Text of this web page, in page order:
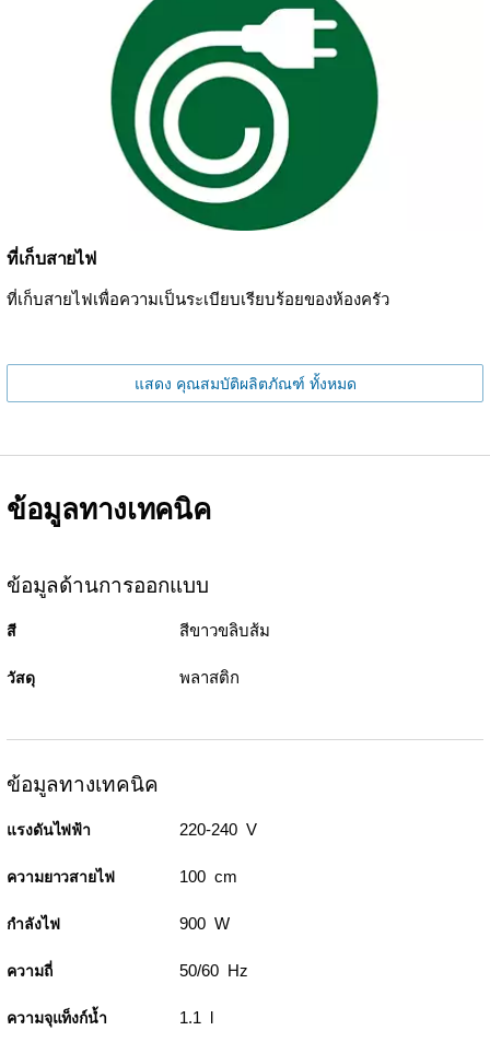
ที่เก็บสายไฟ
ที่เก็บสายไฟเพื่อความเป็นระเบียบเรียบร้อยของห้องครัว
แสดง คุณสมบัติผลิตภัณฑ์ ทั้งหมด
ข้อมูลทางเทคนิค
ข้อมูลด้านการออกแบบ
สี สีขาวขลิบส้ม
วัสดุ พลาสติก
ข้อมูลทางเทคนิค
แรงดันไฟฟ้า 220-240 V
ความยาวสายไฟ 100 cm
กำลังไฟ 900 W
ความถี่ 50/60 Hz
ความจุแท็งก์น้ำ 1.1 l